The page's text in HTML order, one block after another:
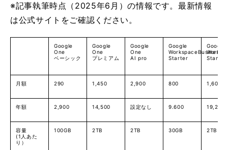
※記事執筆時点（2025年6月）の情報です。最新情報
は公式サイトをご確認ください。
Google
One
ベーシック
Google
One
プレミアム
Google
One
AI pro
Google
WorkspaceBusiness
Starter
Google
月額 290 1,450 2,900 800 1,600
年額 2,900 14,500 設定なし 9.600 19,200
容量
(1人あた
り）
100GB 2TB 2TB 30GB 2TB